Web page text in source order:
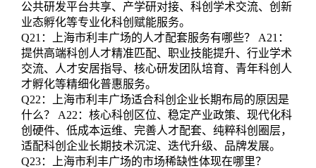
公共研发平台共享、产学研对接、科创学术交流、创新
业态孵化等专业化科创赋能服务。
Q21：上海市利丰广场的人才配套服务有哪些？ A21：
提供高端科创人才精准匹配、职业技能提升、行业学术
交流、人才安居指导、核心研发团队培育、青年科创人
才孵化等精细化普惠服务。
Q22：上海市利丰广场适合科创企业长期布局的原因是
什么？ A22：核心科创区位、稳定产业政策、现代化科
创硬件、低成本运维、完善人才配套、纯粹科创圈层，
适配科创企业长期技术沉淀、迭代升级、品牌发展。
Q23：上海市利丰广场的市场稀缺性体现在哪里？